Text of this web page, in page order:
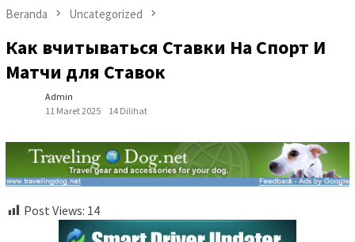
Beranda Uncategorized
Как вчитываться Ставки На Спорт И
Матчи для Ставок
Admin
11 Maret 2025
14 Dilihat
Post Views: 14